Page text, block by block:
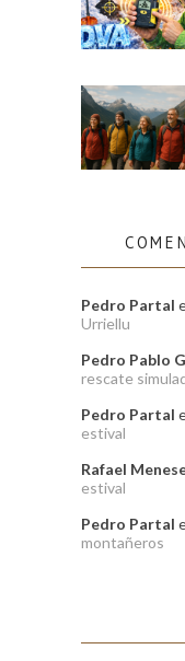
Pedro Partal
Urriellu
Pedro Pablo
rescate
Pedro Partal
estival
Rafael
estival
Pedro Partal
montañeros